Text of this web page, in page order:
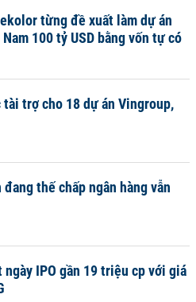
từng đề xuất làm dự án
100 tỷ USD bằng vốn tự có
trợ cho 18 dự án Vingroup,
thế chấp ngân hàng vẫn
ngày IPO gần 19 triệu cp với giá